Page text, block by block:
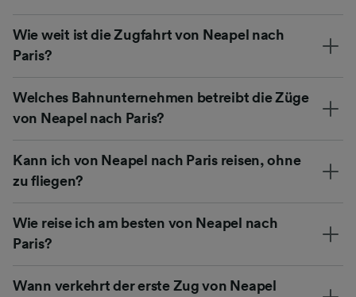
Wie weit ist die Zugfahrt von Neapel nach
Paris?
Welches Bahnunternehmen betreibt die Züge
von Neapel nach Paris?
Kann ich von Neapel nach Paris reisen, ohne
zu fliegen?
Wie reise ich am besten von Neapel nach
Paris?
Wann verkehrt der erste Zug von Neapel